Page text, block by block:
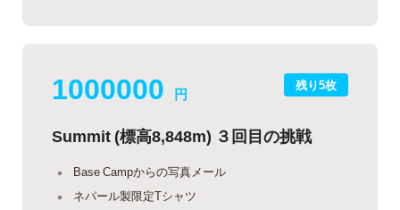
残り5枚
1000000 円
Summit (標高8,848m) ３回目の挑戦
Base Campからの写真メール
ネパール製限定Tシャツ